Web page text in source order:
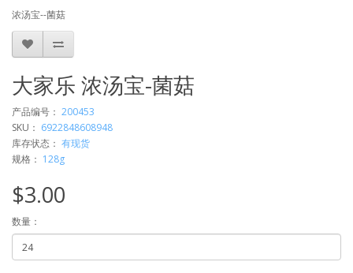
浓汤宝--菌菇
大家乐 浓汤宝-菌菇
产品编号： 200453
SKU： 6922848608948
库存状态： 有现货
规格： 128g
$3.00
数量：